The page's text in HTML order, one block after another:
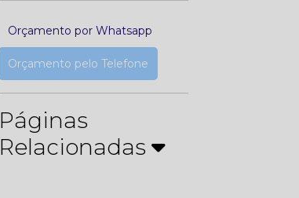
Orçamento por Whatsapp
Orçamento pelo Telefone
Páginas
Relacionadas